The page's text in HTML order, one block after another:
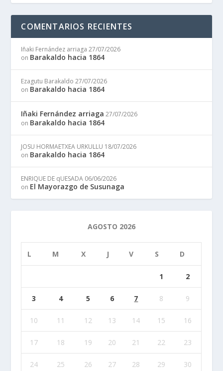
COMENTARIOS RECIENTES
Iñaki Fernández arriaga 27/07/2026
on Barakaldo hacia 1864
Ezagutu Barakaldo 27/07/2026
on Barakaldo hacia 1864
Iñaki Fernández arriaga 27/07/2026
on Barakaldo hacia 1864
JOSU HORMAETXEA URKULLU 18/07/2026
on Barakaldo hacia 1864
ENRIQUE DE qUESADA 06/06/2026
on El Mayorazgo de Susunaga
AGOSTO 2026
L M X J V S D
1 2
3 4 5 6 7 8 9
10 11 12 13 14 15 16
17 18 19 20 21 22 23
24 25 26 27 28 29 30